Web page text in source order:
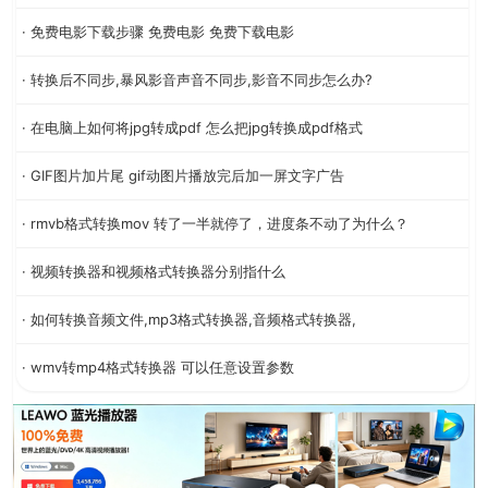
· 免费电影下载步骤 免费电影 免费下载电影
· 转换后不同步,暴风影音声音不同步,影音不同步怎么办?
· 在电脑上如何将jpg转成pdf 怎么把jpg转换成pdf格式
· GIF图片加片尾 gif动图片播放完后加一屏文字广告
· rmvb格式转换mov 转了一半就停了，进度条不动了为什么？
· 视频转换器和视频格式转换器分别指什么
· 如何转换音频文件,mp3格式转换器,音频格式转换器,
· wmv转mp4格式转换器 可以任意设置参数